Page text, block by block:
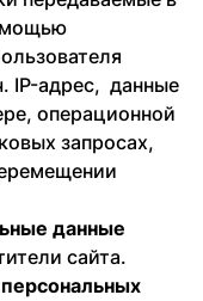
IP-адрес, данные
операционной
запросах,
данные
сайта.